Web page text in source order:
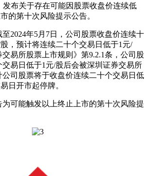
发布关于存在可能因股票收盘价连续低
的第十次风险提示公告。
年5月7日，公司股票收盘价连续十
，预计将连续二十个交易日低于1元/
易所股票上市规则》第9.2.1条，公司股
易日低于1元/股后会被深圳证券交易所
司股票将于收盘价连续二十个交易日低
日开市起停牌。
能触发以上终止上市的第十次风险提